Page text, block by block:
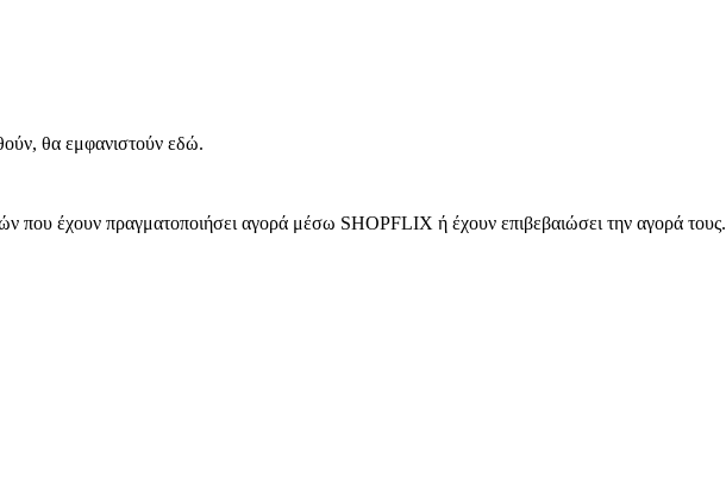
θα εμφανιστούν εδώ.
που έχουν πραγματοποιήσει αγορά μέσω SHOPFLIX ή έχουν επιβεβαιώσει την αγορά τους.